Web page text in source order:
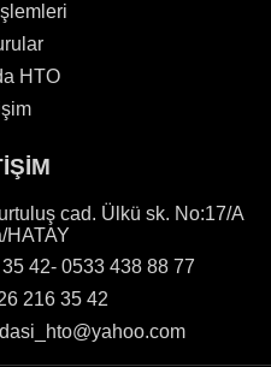
HTO
cad. Ülkü sk. No:17/A
HATAY
42- 0533 438 88 77
216 35 42